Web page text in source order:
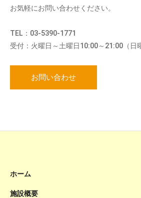
お気軽にお問い合わせください。
TEL：03-5390-1771
受付：火曜日～土曜日10:00～21:00（日
お問い合わせ
ホーム
施設概要